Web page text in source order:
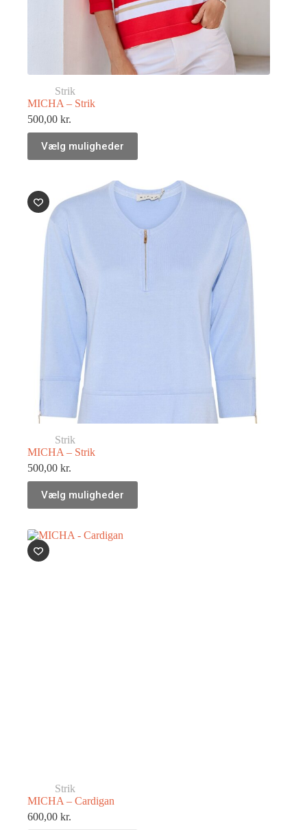
Strik
MICHA – Strik
500,00 kr.
Vælg muligheder
Strik
MICHA – Strik
500,00 kr.
Vælg muligheder
Strik
MICHA – Cardigan
600,00 kr.